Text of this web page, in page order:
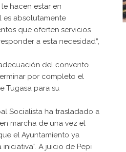
hacen estar en
es absolutamente
que oferten servicios
a esta necesidad”,
del convento
por completo el
Tugasa para su
Socialista ha trasladado a
marcha de una vez el
el Ayuntamiento ya
A juicio de Pepi